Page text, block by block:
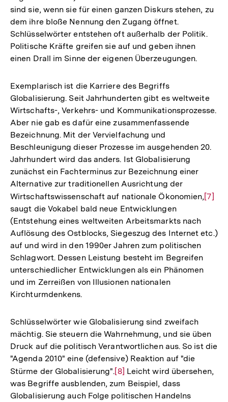
sind sie, wenn sie für einen ganzen Diskurs stehen, zu
dem ihre bloße Nennung den Zugang öffnet.
Schlüsselwörter entstehen oft außerhalb der Politik.
Politische Kräfte greifen sie auf und geben ihnen
einen Drall im Sinne der eigenen Überzeugungen.
Exemplarisch ist die Karriere des Begriffs
Globalisierung. Seit Jahrhunderten gibt es weltweite
Wirtschafts-, Verkehrs- und Kommunikationsprozesse.
Aber nie gab es dafür eine zusammenfassende
Bezeichnung. Mit der Vervielfachung und
Beschleunigung dieser Prozesse im ausgehenden 20.
Jahrhundert wird das anders. Ist Globalisierung
zunächst ein Fachterminus zur Bezeichnung einer
Alternative zur traditionellen Ausrichtung der
Wirtschaftswissenschaft auf nationale Ökonomien,Zur
[7]
saugt die Vokabel bald neue Entwicklungen
(Entstehung eines weltweiten Arbeitsmarkts nach
Auflösung des Ostblocks, Siegeszug des Internet etc.)
auf und wird in den 1990er Jahren zum politischen
Schlagwort. Dessen Leistung besteht im Begreifen
unterschiedlicher Entwicklungen als ein Phänomen
und im Zerreißen von Illusionen nationalen
Kirchturmdenkens.
Schlüsselwörter wie Globalisierung sind zweifach
mächtig. Sie steuern die Wahrnehmung, und sie üben
Druck auf die politisch Verantwortlichen aus. So ist die
"Agenda 2010" eine (defensive) Reaktion auf "die
Stürme der Globalisierung".Zur
Auflösung
der
[8] Leicht wird übersehen,
was Begriffe ausblenden, zum Beispiel, dass
Globalisierung auch Folge politischen Handelns